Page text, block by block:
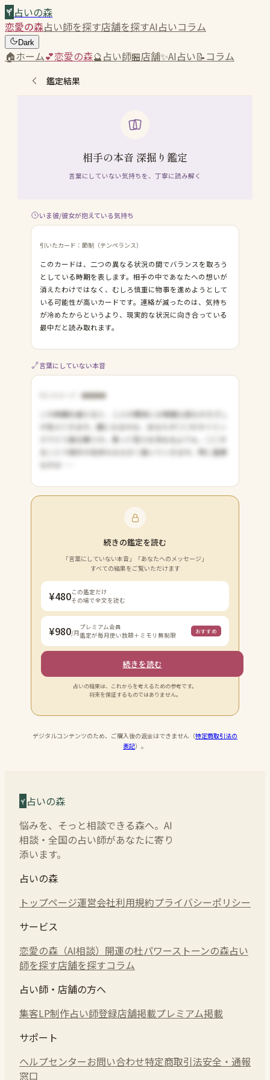
占いの森
恋愛の森占い師を探す店舗を探すAI占いコラム
Dark
🏠ホーム💕恋愛の森🔮占い師🏪店舗✨AI占い📝コラム
鑑定結果
相手の本音 深掘り鑑定
言葉にしていない気持ちを、丁寧に読み解く
いま彼/彼女が抱えている気持ち
引いたカード：節制（テンペランス）
このカードは、二つの異なる状況の間でバランスを取ろう
としている時期を表します。相手の中であなたへの想いが
消えたわけではなく、むしろ慎重に物事を進めようとして
いる可能性が高いカードです。連絡が減ったのは、気持ち
が冷めたからというより、現実的な状況に向き合っている
最中だと読み取れます。
言葉にしていない本音
引いたカード：●●●●
この時期を越えると、二人の関係には明確な変化のきざし
が見えてきます。鍵になるのは、あなたが◯◯のタイミン
グでどう振る舞うか。焦って答えを求めるよりも、◯◯す
ることで相手の気持ちは大きく動いていきます。特に重要
なのは……
続きの鑑定を読む
「言葉にしていない本音」「あなたへのメッセージ」
すべての結果をご覧いただけます
¥480この鑑定だけ
その場で全文を読む
¥980/月
プレミアム会員
鑑定が毎月使い放題＋ミモリ無制限
おすすめ
続きを読む
占いの結果は、これからを考えるための参考です。
将来を保証するものではありません。
デジタルコンテンツのため、ご購入後の返金はできません（特定商取引法の
表記）。
占いの森
悩みを、そっと相談できる森へ。AI
相談・全国の占い師があなたに寄り
添います。
占いの森
トップページ運営会社利用規約プライバシーポリシー
サービス
恋愛の森（AI相談） 開運の杜パワーストーンの森占い
師を探す店舗を探すコラム
占い師・店舗の方へ
集客LP制作占い師登録店舗掲載プレミアム掲載
サポート
ヘルプセンターお問い合わせ特定商取引法安全・通報
窓口